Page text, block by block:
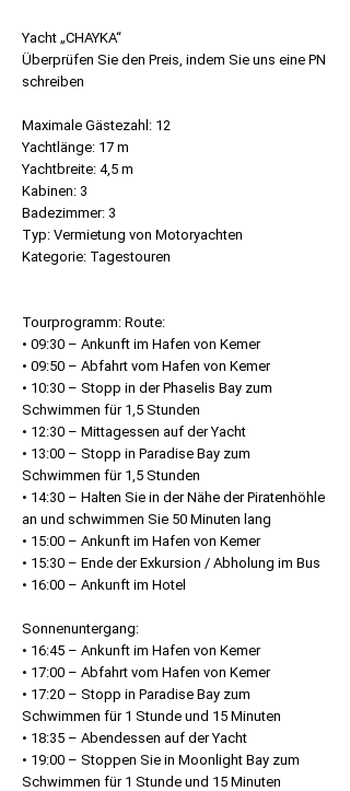
Yacht „CHAYKA“
Überprüfen Sie den Preis, indem Sie uns eine PN
schreiben
Maximale Gästezahl: 12
Yachtlänge: 17 m
Yachtbreite: 4,5 m
Kabinen: 3
Badezimmer: 3
Typ: Vermietung von Motoryachten
Kategorie: Tagestouren
Tourprogramm: Route:
• 09:30 – Ankunft im Hafen von Kemer
• 09:50 – Abfahrt vom Hafen von Kemer
• 10:30 – Stopp in der Phaselis Bay zum
Schwimmen für 1,5 Stunden
• 12:30 – Mittagessen auf der Yacht
• 13:00 – Stopp in Paradise Bay zum
Schwimmen für 1,5 Stunden
• 14:30 – Halten Sie in der Nähe der Piratenhöhle
an und schwimmen Sie 50 Minuten lang
• 15:00 – Ankunft im Hafen von Kemer
• 15:30 – Ende der Exkursion / Abholung im Bus
• 16:00 – Ankunft im Hotel
Sonnenuntergang:
• 16:45 – Ankunft im Hafen von Kemer
• 17:00 – Abfahrt vom Hafen von Kemer
• 17:20 – Stopp in Paradise Bay zum
Schwimmen für 1 Stunde und 15 Minuten
• 18:35 – Abendessen auf der Yacht
• 19:00 – Stoppen Sie in Moonlight Bay zum
Schwimmen für 1 Stunde und 15 Minuten